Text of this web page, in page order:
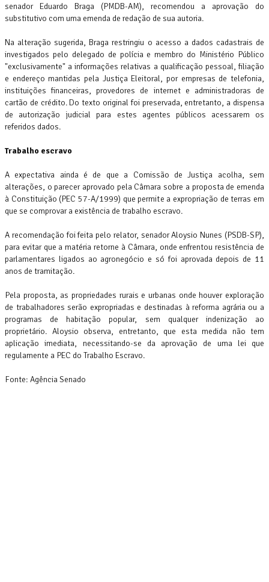
senador Eduardo Braga (PMDB-AM), recomendou a aprovação do
substitutivo com uma emenda de redação de sua autoria.
Na alteração sugerida, Braga restringiu o acesso a dados cadastrais de
investigados pelo delegado de polícia e membro do Ministério Público
"exclusivamente" a informações relativas a qualificação pessoal, filiação
e endereço mantidas pela Justiça Eleitoral, por empresas de telefonia,
instituições financeiras, provedores de internet e administradoras de
cartão de crédito. Do texto original foi preservada, entretanto, a dispensa
de autorização judicial para estes agentes públicos acessarem os
referidos dados.
Trabalho escravo
A expectativa ainda é de que a Comissão de Justiça acolha, sem
alterações, o parecer aprovado pela Câmara sobre a proposta de emenda
à Constituição (PEC 57-A/1999) que permite a expropriação de terras em
que se comprovar a existência de trabalho escravo.
A recomendação foi feita pelo relator, senador Aloysio Nunes (PSDB-SP),
para evitar que a matéria retorne à Câmara, onde enfrentou resistência de
parlamentares ligados ao agronegócio e só foi aprovada depois de 11
anos de tramitação.
Pela proposta, as propriedades rurais e urbanas onde houver exploração
de trabalhadores serão expropriadas e destinadas à reforma agrária ou a
programas de habitação popular, sem qualquer indenização ao
proprietário. Aloysio observa, entretanto, que esta medida não tem
aplicação imediata, necessitando-se da aprovação de uma lei que
regulamente a PEC do Trabalho Escravo.
Fonte: Agência Senado
06/08/2026
ACORDOS
CONQUISTADOS
CAMPANHA
SALARIAL
2026
Imagem
notícia
REDUÇÃO
DE
JORNADA
PARA
40H
SEMANAIS
SEM
REDUÇÃO
SALARIAL
É
CONQUISTADA
NA
KYB
05/08/2026